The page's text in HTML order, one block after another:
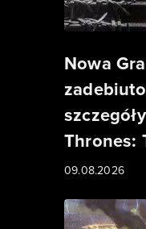
Nowa
Thrones:
09.08.2026